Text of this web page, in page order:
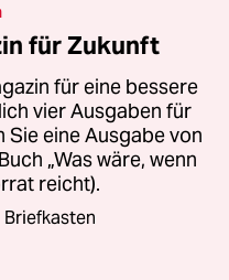
für Zukunft
für eine bessere
vier Ausgaben für
Sie eine Ausgabe von
„Was wäre, wenn
reicht).